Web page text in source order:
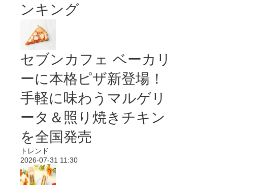
ンキング
セブンカフェ ベーカリ
ーに本格ピザ新登場！
手軽に味わうマルゲリ
ータ＆照り焼きチキン
を全国発売
トレンド
2026-07-31 11:30